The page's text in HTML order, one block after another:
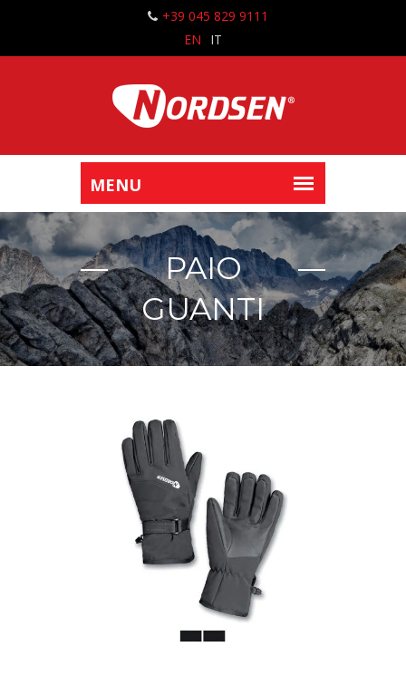
+39 045 829 9111
EN
IT
PAIO
GUANTI